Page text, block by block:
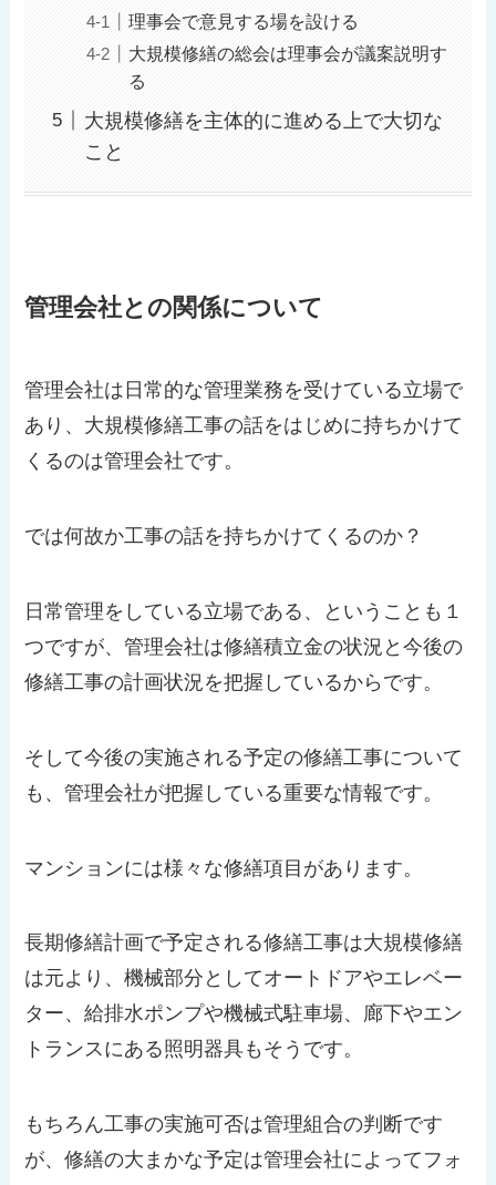
理事会で意見する場を設ける
大規模修繕の総会は理事会が議案説明す
る
大規模修繕を主体的に進める上で大切な
こと
管理会社との関係について
管理会社は日常的な管理業務を受けている立場で
あり、大規模修繕工事の話をはじめに持ちかけて
くるのは管理会社です。
では何故か工事の話を持ちかけてくるのか？
日常管理をしている立場である、ということも１
つですが、管理会社は修繕積立金の状況と今後の
修繕工事の計画状況を把握しているからです。
そして今後の実施される予定の修繕工事について
も、管理会社が把握している重要な情報です。
マンションには様々な修繕項目があります。
長期修繕計画で予定される修繕工事は大規模修繕
は元より、機械部分としてオートドアやエレベー
ター、給排水ポンプや機械式駐車場、廊下やエン
トランスにある照明器具もそうです。
もちろん工事の実施可否は管理組合の判断です
が、修繕の大まかな予定は管理会社によってフォ